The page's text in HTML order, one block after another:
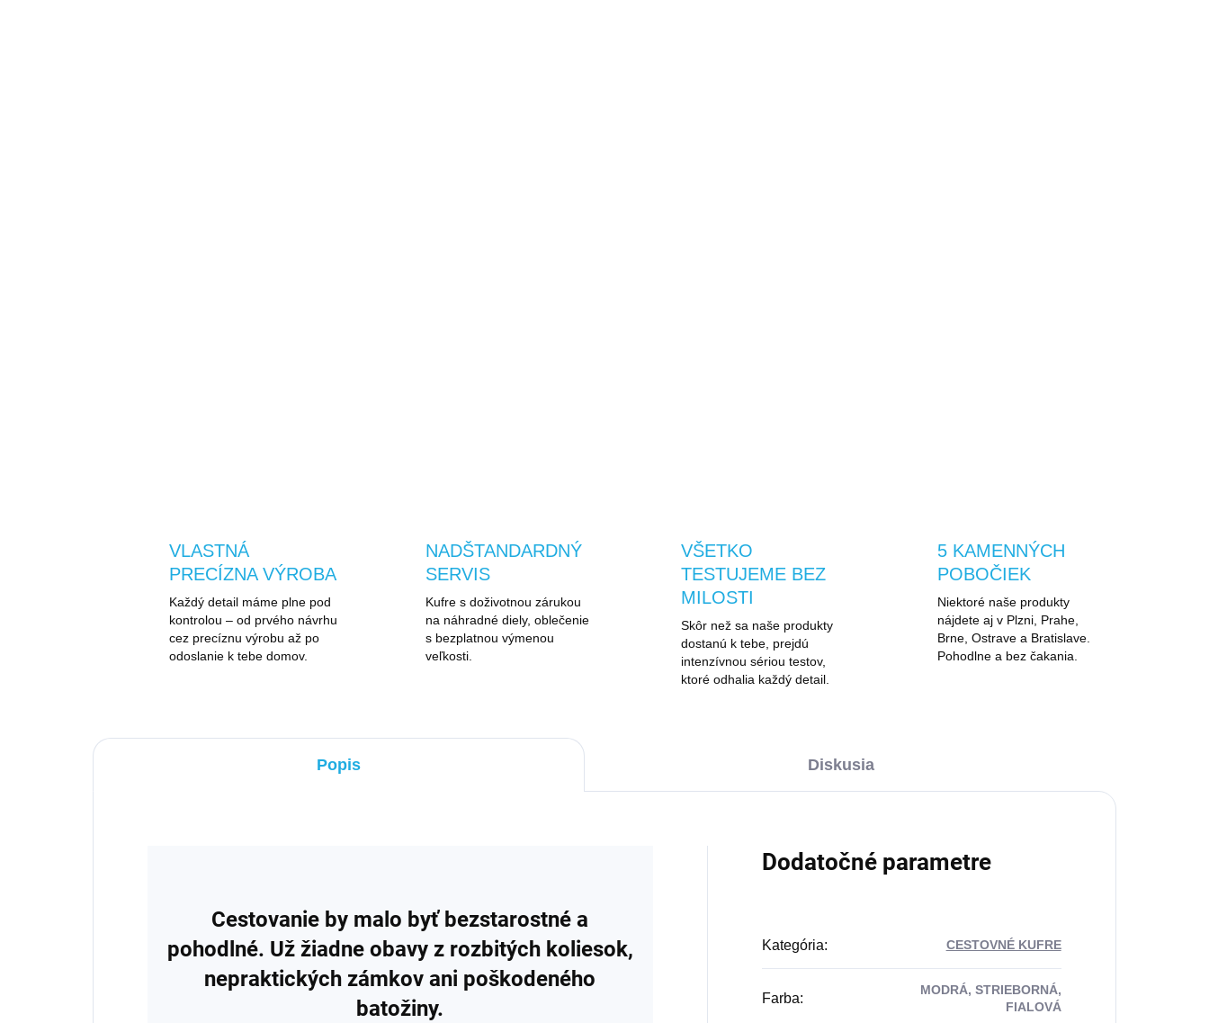
VLASTNÁ
PRECÍZNA VÝROBA
Každý detail máme plne pod
kontrolou – od prvého návrhu
cez precíznu výrobu až po
odoslanie k tebe domov.
NADŠTANDARDNÝ
SERVIS
Kufre s doživotnou zárukou
na náhradné diely, oblečenie
s bezplatnou výmenou
veľkosti.
VŠETKO
TESTUJEME BEZ
MILOSTI
Skôr než sa naše produkty
dostanú k tebe, prejdú
intenzívnou sériou testov,
ktoré odhalia každý detail.
5 KAMENNÝCH
POBOČIEK
Niektoré naše produkty
nájdete aj v Plzni, Prahe,
Brne, Ostrave a Bratislave.
Pohodlne a bez čakania.
Popis Diskusia
Cestovanie by malo byť bezstarostné a
pohodlné. Už žiadne obavy z rozbitých koliesok,
nepraktických zámkov ani poškodeného
batožiny.
Dodatočné parametre
Kategória: CESTOVNÉ KUFRE
Farba:
MODRÁ, STRIEBORNÁ,
FIALOVÁ